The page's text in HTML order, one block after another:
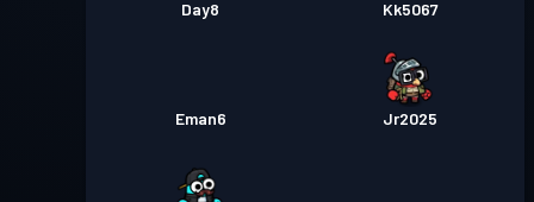
Day8 Kk5067
Eman6 Jr2025